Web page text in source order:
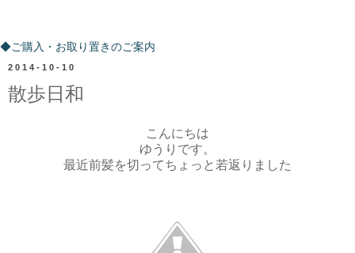
◆ご購入・お取り置きのご案内
2014-10-10
散歩日和
こんにちは
ゆうりです。
最近前髪を切ってちょっと若返りました